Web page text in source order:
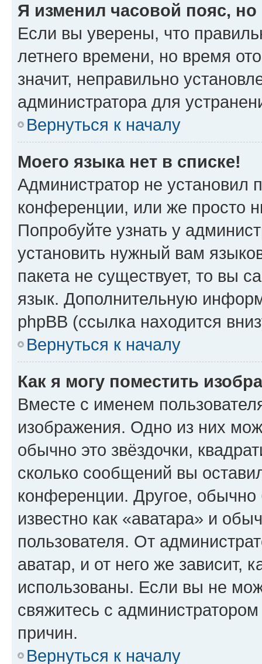
Я изменил часовой пояс,
Если вы уверены, что
летнего времени, но время
значит, неправильно
администратора для
Вернуться к началу
Моего языка нет в списке!
Администратор не установил
конференции, или же просто
Попробуйте узнать у
установить нужный вам
пакета не существует, то вы
язык. Дополнительную
phpBB (ссылка находится
Вернуться к началу
Как я могу поместить
Вместе с именем
изображения. Одно из них
обычно это звёздочки,
сколько сообщений вы
конференции. Другое,
известно как «аватара» и
пользователя. От
аватар, и от него же зависит,
использованы. Если вы не
свяжитесь с
причин.
Вернуться к началу